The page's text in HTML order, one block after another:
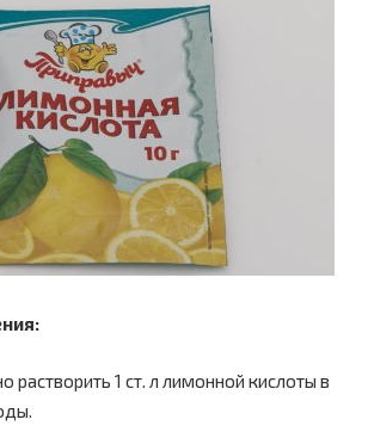
растворить 1 ст. л лимонной кислоты в